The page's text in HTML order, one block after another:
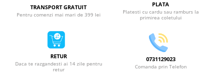
TRANSPORT GRATUIT
Pentru comenzi mai mari de 399 lei
PLATA
Platesti cu cardu sau ramburs la
primirea coletului
RETUR
Daca te razgandesti ai 14 zile pentru
retur
0731129023
Comanda prin Telefon